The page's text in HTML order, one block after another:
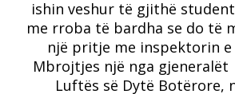
ishin veshur të gjithë
me rroba të bardha se do të
një pritje me inspektorin
Mbrojtjes një nga
Luftës së Dytë Botërore,